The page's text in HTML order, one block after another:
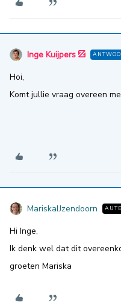
Inge Kuijpers
Hoi,
Komt jullie vraag overeen
MariskaIJzendoorn
Hi Inge,
Ik denk wel dat dit
groeten Mariska